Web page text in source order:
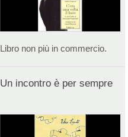
Libro non più in commercio.
Un incontro è per sempre